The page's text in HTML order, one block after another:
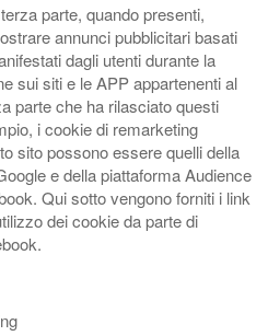
parte, quando presenti,
annunci pubblicitari basati
dagli utenti durante la
sui siti e le APP appartenenti al
parte che ha rilasciato questi
i cookie di remarketing
sito possono essere quelli della
e della piattaforma Audience
Qui sotto vengono forniti i link
dei cookie da parte di